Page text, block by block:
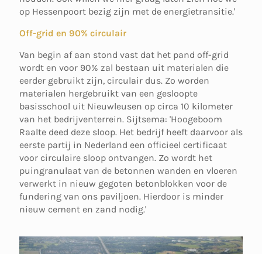
op Hessenpoort bezig zijn met de energietransitie.'
Off-grid en 90% circulair
Van begin af aan stond vast dat het pand off-grid
wordt en voor 90% zal bestaan uit materialen die
eerder gebruikt zijn, circulair dus. Zo worden
materialen hergebruikt van een gesloopte
basisschool uit Nieuwleusen op circa 10 kilometer
van het bedrijventerrein. Sijtsema: 'Hoogeboom
Raalte deed deze sloop. Het bedrijf heeft daarvoor als
eerste partij in Nederland een officieel certificaat
voor circulaire sloop ontvangen. Zo wordt het
puingranulaat van de betonnen wanden en vloeren
verwerkt in nieuw gegoten betonblokken voor de
fundering van ons paviljoen. Hierdoor is minder
nieuw cement en zand nodig.'